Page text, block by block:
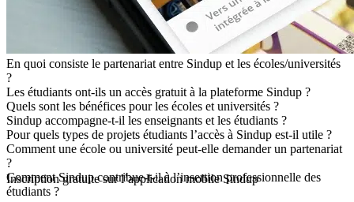
En quoi consiste le partenariat entre Sindup et les écoles/universités
?
Les étudiants ont-ils un accès gratuit à la plateforme Sindup ?
Quels sont les bénéfices pour les écoles et universités ?
Sindup accompagne-t-il les enseignants et les étudiants ?
Pour quels types de projets étudiants l’accès à Sindup est-il utile ?
Comment une école ou université peut-elle demander un partenariat
?
Comment Sindup contribue-t-il à l’insertion professionnelle des
étudiants ?
Inscription gratuite sur l’application mobile Sindup